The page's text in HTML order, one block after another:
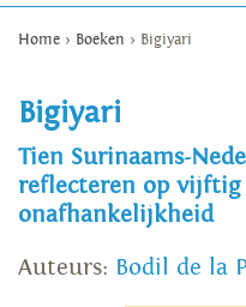
Home > Boeken > Bigiyari
Bigiyari
Tien Surinaams-
reflecteren op vijftig
onafhankelijkheid
Auteurs: Bodil de la